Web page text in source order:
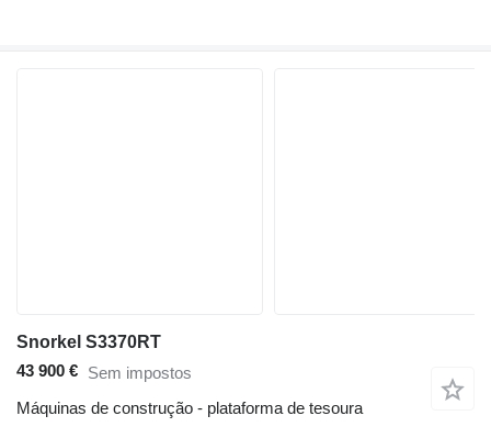
Snorkel S3370RT
43 900 € Sem impostos
Máquinas de construção - plataforma de tesoura